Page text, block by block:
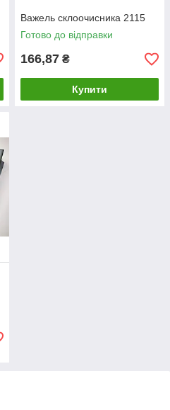
Важель склоочисника 2115
Готово до відправки
166,87 ₴
Купити